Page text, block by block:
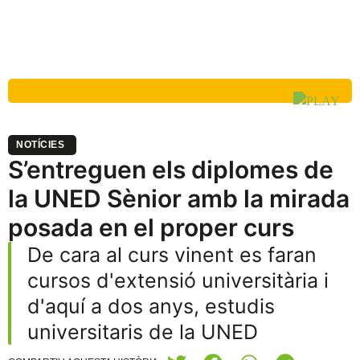
NOTÍCIES
S’entreguen els diplomes de
la UNED Sènior amb la mirada
posada en el proper curs
De cara al curs vinent es faran
cursos d'extensió universitària i
d'aquí a dos anys, estudis
universitaris de la UNED